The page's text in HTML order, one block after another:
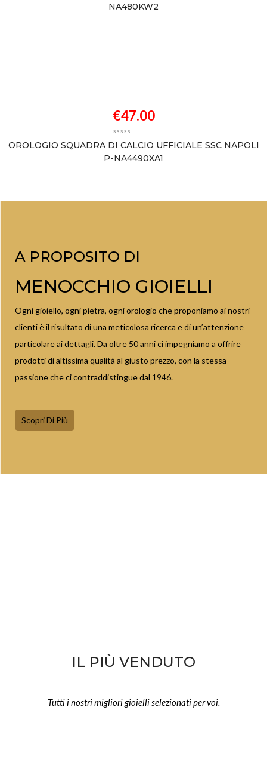
NA480KW2
OROLOGIO SQUADRA DI CALCIO UFFICIALE SSC NAPOLI
P-NA4490XA1
€47.00
A PROPOSITO DI
MENOCCHIO GIOIELLI
Ogni gioiello, ogni pietra, ogni orologio che proponiamo ai nostri
clienti è il risultato di una meticolosa ricerca e di un’attenzione
particolare ai dettagli. Da oltre 50 anni ci impegniamo a offrire
prodotti di altissima qualità al giusto prezzo, con la stessa
passione che ci contraddistingue dal 1946.
Scopri Di Più
IL PIÙ VENDUTO
Tutti i nostri migliori gioielli selezionati per voi.